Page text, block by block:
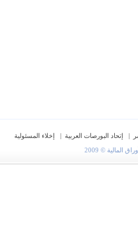
| إتحاد البورصات العربية |
إخلاء المسئولية
© 2009